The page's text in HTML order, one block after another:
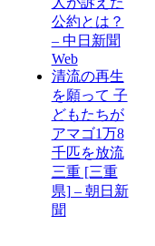
公約とは？
– 中日新聞
Web
清流の再生
を願って 子
どもたちが
アマゴ1万8
千匹を放流
三重 [三重
県] – 朝日新
聞